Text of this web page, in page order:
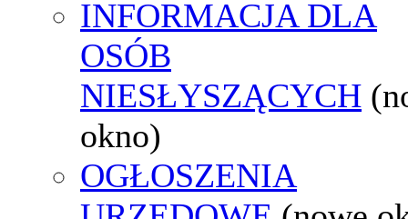
INFORMACJA DLA
OSÓB
NIESŁYSZĄCYCH
okno)
OGŁOSZENIA